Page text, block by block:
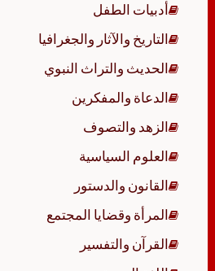
أدبيات الطفل
التاريخ والآثار والجغرافيا
الحديث والتراث النبوي
الدعاة والمفكرين
الزهد والتصوف
العلوم السياسية
القانون والدستور
المرأة وقضايا المجتمع
القرآن والتفسير